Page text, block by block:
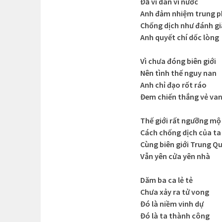
Anh đảm nhiệm trung
Chống dịch như đánh
Anh quyết chí dốc lòng
Vì chưa đóng biên giới
Nên tình thế nguy nan
Anh chỉ đạo rốt ráo
Đem chiến thắng vẻ
Thế giới rất ngưỡng mộ
Cách chống dịch của ta
Cùng biên giới Trung
Vẫn yên cửa yên nhà
Dăm ba ca lẻ tẻ
Chưa xảy ra tử vong
Đó là niềm vinh dự
Đó là ta thành công